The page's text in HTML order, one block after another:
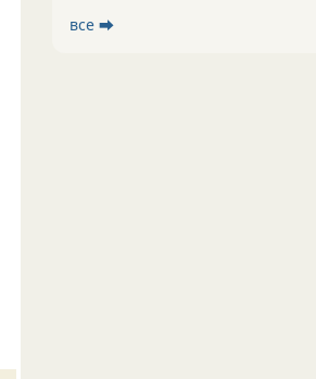
все ⮕